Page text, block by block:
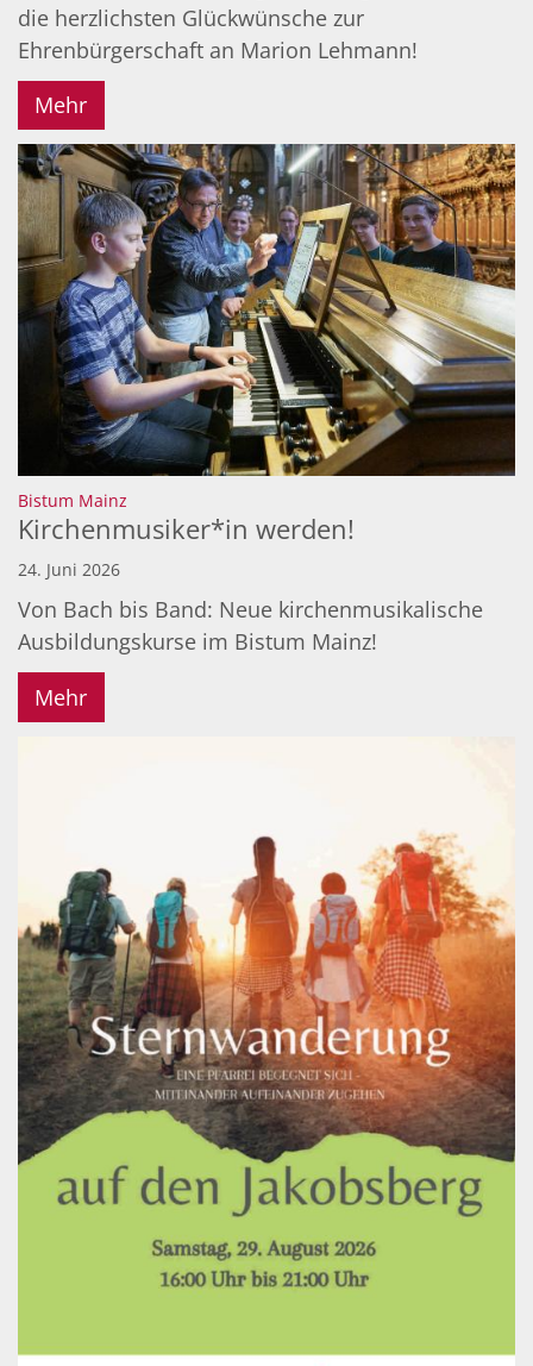
die herzlichsten Glückwünsche zur
Ehrenbürgerschaft an Marion Lehmann!
Mehr
Bistum Mainz
Kirchenmusiker*in werden!
24. Juni 2026
Von Bach bis Band: Neue kirchenmusikalische
Ausbildungskurse im Bistum Mainz!
Mehr